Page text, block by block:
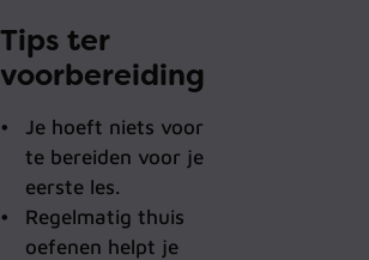
Tips ter
voorbereiding
Je hoeft niets voor
te bereiden voor je
eerste les.
Regelmatig thuis
oefenen helpt je